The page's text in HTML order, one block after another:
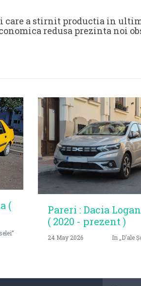
care a stirnit productia in
redusa prezinta noi
(
Pareri : Dacia
( 2020 - prezent )
24 May 2026 In „D'ale